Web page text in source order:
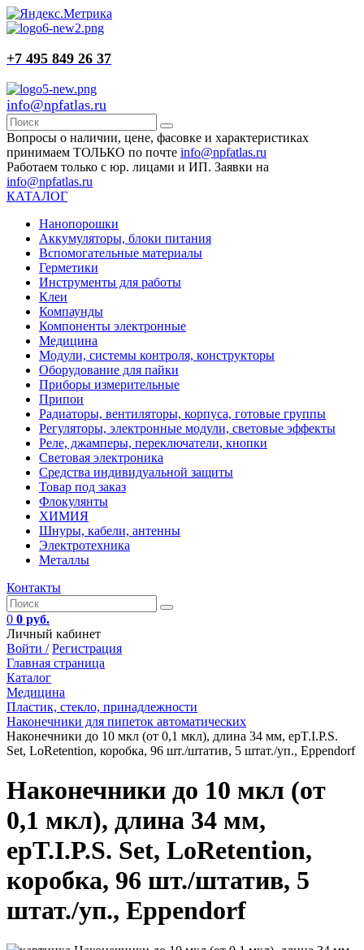
+7 495 849 26 37
info@npfatlas.ru
Вопросы о наличии, цене, фасовке и характеристиках
принимаем ТОЛЬКО по почте info@npfatlas.ru
Работаем только с юр. лицами и ИП. Заявки на
info@npfatlas.ru
КАТАЛОГ
Нанопорошки
Аккумуляторы, блоки питания
Вспомогательные материалы
Герметики
Инструменты для работы
Клеи
Компаунды
Компоненты электронные
Медицина
Модули, системы контроля, конструкторы
Оборудование для пайки
Приборы измерительные
Припои
Радиаторы, вентиляторы, корпуса, готовые группы
Регуляторы, электронные модули, световые эффекты
Реле, джамперы, переключатели, кнопки
Световая электроника
Средства индивидуальной защиты
Товар под заказ
Флокулянты
ХИМИЯ
Шнуры, кабели, антенны
Электротехника
Металлы
Контакты
0 0 руб.
Личный кабинет
Войти / Регистрация
Главная страница
Каталог
Медицина
Пластик, стекло, принадлежности
Наконечники для пипеток автоматических
Наконечники до 10 мкл (от 0,1 мкл), длина 34 мм, epT.I.P.S.
Set, LoRetention, коробка, 96 шт./штатив, 5 штат./уп., Eppendorf
Наконечники до 10 мкл (от
0,1 мкл), длина 34 мм,
epT.I.P.S. Set, LoRetention,
коробка, 96 шт./штатив, 5
штат./уп., Eppendorf